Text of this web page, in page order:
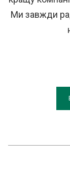
Ми завжди